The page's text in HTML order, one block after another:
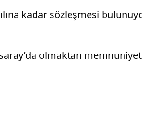
kadar sözleşmesi
olmaktan